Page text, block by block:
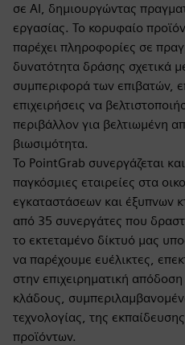
σε AI, δημιουργώντας
εργασίας. Το κορυφαίο
παρέχει πληροφορίες σε
δυνατότητα δράσης σχετικά
συμπεριφορά των επιβατών,
επιχειρήσεις να
περιβάλλον για βελτιωμένη
βιωσιμότητα.
Το PointGrab συνεργάζεται
παγκόσμιες εταιρείες στα
εγκαταστάσεων και έξυπνων
από 35 συνεργάτες που
το εκτεταμένο δίκτυό μας
να παρέχουμε ευέλικτες,
στην επιχειρηματική
κλάδους,
τεχνολογίας, της
προϊόντων.